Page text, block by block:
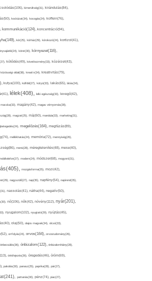
kimerültség(31), kirándulás(84),
kockázat(34), kocogás(24), koffein(76),
kommunikáció(124), koncentráció(94),
kór(25), kórház(29), kórokozó(24), kortizol(41),
köret(30), környezet(116),
kötődés(49), következmény(33), közérzet(43),
közösségi oldal(38), kreatív(34), kreativitás(79),
kutya(100), külföld(27), kütyü(33), lakás(65), látás(34),
lélek(408), lelki egészség(33), levegő(42),
macska(33), magány(42), magas vérnyomás(28),
magzat(25), máj(60), mandula(33), marketing(31),
megelőzés(164), megfázás(89),
mellékhatás(24), memória(72), mennyiség(26),
menü(28), méregtelenítés(48), mese(40),
modern(24), módszer(68), mogyoró(31),
mozgásforma(25), mozi(42),
nagyszülő(27), nap(35), napfény(54), napirend(35),
nassolás(41), nátha(44), negatív(50),
nő(106), nők(42), növény(112), nyár(201),
nyugalom(102), nyugtató(29), nyújtás(45),
olaj(50), olajos magvak(34), olcsó(33),
orrfolyás(24), orvos(164), orvostudomány(26),
önbecsülés(36), önbizalom(122), önbizalomhiány(28),
önkifejezés(26), öregedés(46), öröm(69),
pakolás(30), panasz(25), paprika(28), pár(27),
pattanás(30), pénz(74), piac(27),